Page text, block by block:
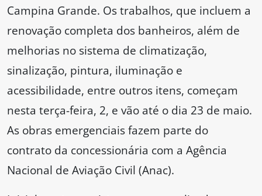
Campina Grande. Os trabalhos, que incluem a
renovação completa dos banheiros, além de
melhorias no sistema de climatização,
sinalização, pintura, iluminação e
acessibilidade, entre outros itens, começam
nesta terça-feira, 2, e vão até o dia 23 de maio.
As obras emergenciais fazem parte do
contrato da concessionária com a Agência
Nacional de Aviação Civil (Anac).